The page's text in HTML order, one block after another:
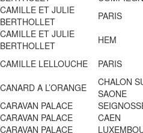
CAMILLE ET JULIE
BERTHOLLET
PARIS
CAMILLE ET JULIE
BERTHOLLET
HEM
CAMILLE LELLOUCHE
PARIS
CANARD A L’ORANGE
CHALON
SAONE
CARAVAN PALACE
CARAVAN PALACE
CAEN
CARAVAN PALACE